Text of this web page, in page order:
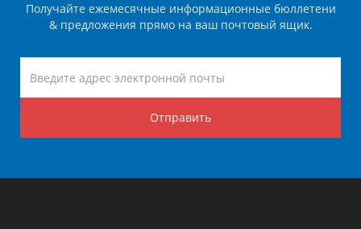
Получайте ежемесячные информационные бюллетени
& предложения прямо на ваш почтовый ящик.
Отправить